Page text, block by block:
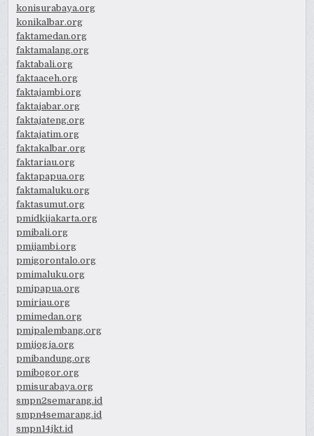
konisurabaya.org
konikalbar.org
faktamedan.org
faktamalang.org
faktabali.org
faktaaceh.org
faktajambi.org
faktajabar.org
faktajateng.org
faktajatim.org
faktakalbar.org
faktariau.org
faktapapua.org
faktamaluku.org
faktasumut.org
pmidkijakarta.org
pmibali.org
pmijambi.org
pmigorontalo.org
pmimaluku.org
pmipapua.org
pmiriau.org
pmimedan.org
pmipalembang.org
pmijogja.org
pmibandung.org
pmibogor.org
pmisurabaya.org
smpn2semarang.id
smpn4semarang.id
smpn14jkt.id